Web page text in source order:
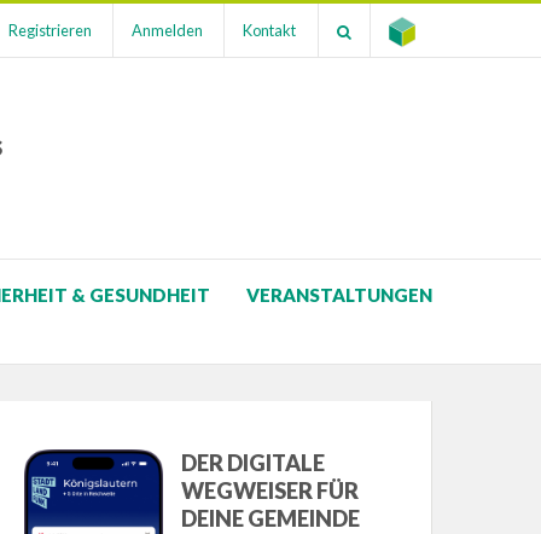
Registrieren Anmelden Kontakt
& GESUNDHEIT
VERANSTALTUNGEN
DER DIGITALE
WEGWEISER FÜR
DEINE GEMEINDE